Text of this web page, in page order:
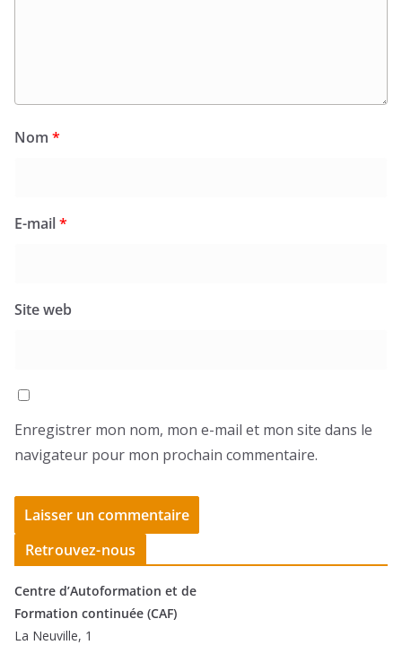
Nom *
E-mail*
Site web
Enregistrer mon nom, mon e-mail et mon site dans le
navigateur pour mon prochain commentaire.
Retrouvez-nous
Centre d’Autoformation et de
Formation continuée (CAF)
La Neuville, 1